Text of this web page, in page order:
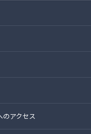
のアクセス